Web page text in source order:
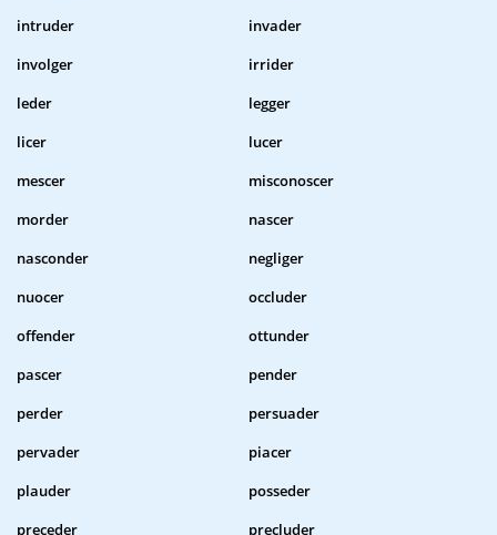
intruder
invader
involger
irrider
leder
legger
licer
lucer
mescer
misconoscer
morder
nascer
nasconder
negliger
nuocer
occluder
offender
ottunder
pascer
pender
perder
persuader
pervader
piacer
plauder
posseder
preceder
precluder